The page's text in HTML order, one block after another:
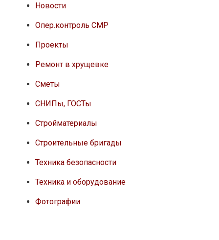
Новости
Опер.контроль СМР
Проекты
Ремонт в хрущевке
Сметы
СНИПы, ГОСТы
Стройматериалы
Строительные бригады
Техника безопасности
Техника и оборудование
Фотографии